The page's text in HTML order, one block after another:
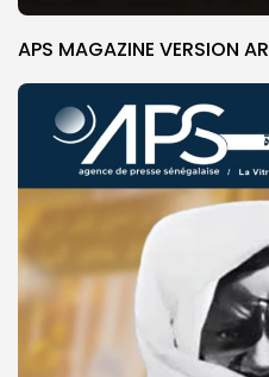
APS MAGAZINE VERSION AR